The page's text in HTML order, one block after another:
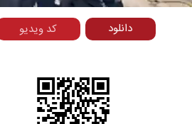
کد ویدیو دانلود